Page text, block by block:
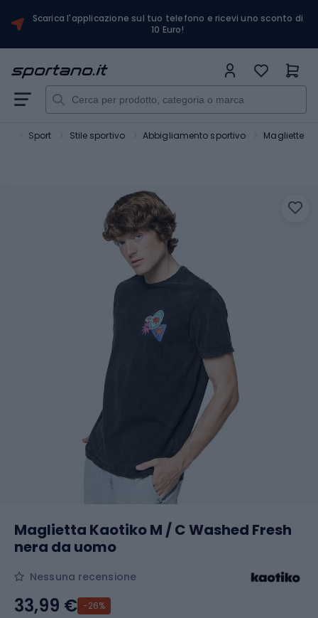
Scarica l'applicazione sul tuo telefono e ricevi uno sconto di
10 Euro!
Sport Stile sportivo Abbigliamento sportivo Magliette
Maglietta Kaotiko M / C Washed Fresh
nera da uomo
Nessuna recensione
33,99 € -26%